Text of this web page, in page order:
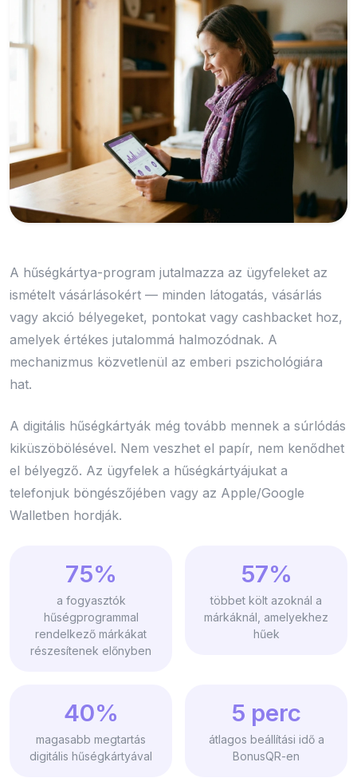
A hűségkártya-program jutalmazza az ügyfeleket az
ismételt vásárlásokért — minden látogatás, vásárlás
vagy akció bélyegeket, pontokat vagy cashbacket hoz,
amelyek értékes jutalommá halmozódnak. A
mechanizmus közvetlenül az emberi pszichológiára
hat.
A digitális hűségkártyák még tovább mennek a súrlódás
kiküszöbölésével. Nem veszhet el papír, nem kenődhet
el bélyegző. Az ügyfelek a hűségkártyájukat a
telefonjuk böngészőjében vagy az Apple/Google
Walletben hordják.
75%
a fogyasztók
hűségprogrammal
rendelkező márkákat
részesítenek előnyben
57%
többet költ azoknál a
márkáknál, amelyekhez
hűek
40%
magasabb megtartás
digitális hűségkártyával
5 perc
átlagos beállítási idő a
BonusQR-en